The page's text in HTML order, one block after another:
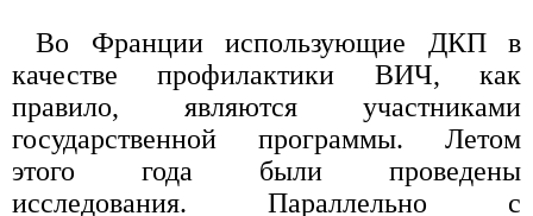
Во Франции использующие ДКП в
качестве профилактики ВИЧ, как
правило, являются участниками
государственной программы. Летом
этого года были проведены
исследования. Параллельно с